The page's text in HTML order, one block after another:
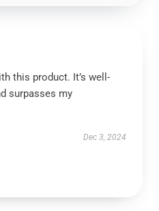
this product. It’s well-
surpasses my
Dec 3, 2024